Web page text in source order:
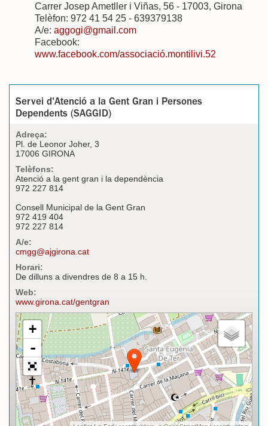
Carrer Josep Ametller i Viñas, 56 - 17003, Girona
Telèfon: 972 41 54 25 - 639379138
A/e:aggogi@gmail.com
Facebook:
www.facebook.com/associació.montilivi.52
Servei d'Atenció a la Gent Gran i Persones
Dependents (SAGGID)
Adreça:
Pl. de Leonor Joher, 3
17006 GIRONA
Telèfons:
Atenció a la gent gran i la dependència
972 227 814
Consell Municipal de la Gent Gran
972 419 404
972 227 814
A/e:
cmgg@ajgirona.cat
Horari:
De dilluns a divendres de 8 a 15 h.
Web:
www.girona.cat/gentgran